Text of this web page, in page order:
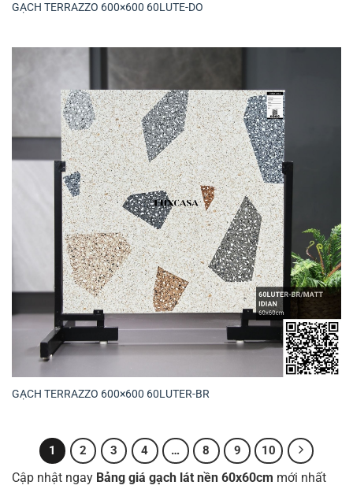
GẠCH TERRAZZO 600×600 60LUTE-DO
GẠCH TERRAZZO 600×600 60LUTER-BR
1 2 3 4 … 8 9 10
Cập nhật ngay Bảng giá gạch lát nền 60x60cm mới nhất